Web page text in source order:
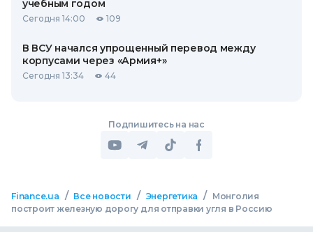
учебным годом
Сегодня 14:00 109
В ВСУ начался упрощенный перевод между
корпусами через «Армия+»
Сегодня 13:34 44
Подпишитесь на нас
Finance.ua / Все новости / Энергетика /
Монголия
построит железную дорогу для отправки угля в Россию